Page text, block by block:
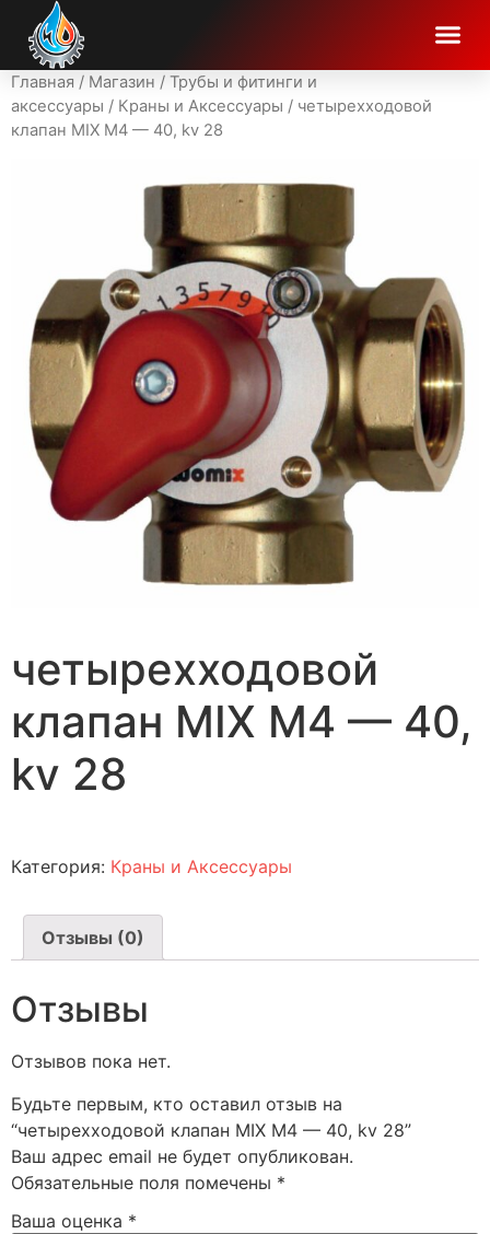
Главная / Магазин / Трубы и фитинги и
аксессуары / Краны и Аксессуары / четырехходовой
клапан MIX M4 — 40, kv 28
четырехходовой
клапан MIX M4 — 40,
kv 28
Категория: Краны и Аксессуары
Отзывы (0)
Отзывы
Отзывов пока нет.
Будьте первым, кто оставил отзыв на
“четырехходовой клапан MIX M4 — 40, kv 28”
Ваш адрес email не будет опубликован.
Обязательные поля помечены *
Ваша оценка *